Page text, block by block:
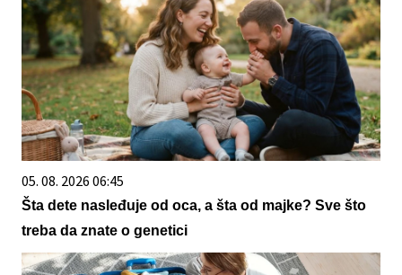
05. 08. 2026 06:45
Šta dete nasleđuje od oca, a šta od majke? Sve što
treba da znate o genetici